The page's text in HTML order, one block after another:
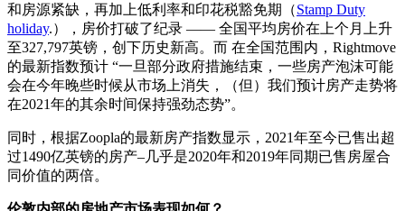
和房源紧缺，再加上低利率和印花税豁免期（Stamp Duty
holiday.），房价打破了纪录 —— 全国平均房价在上个月上升
至327,797英镑，创下历史新高。而 在全国范围内，Rightmove
的最新指数预计 “一旦部分政府措施结束，一些房产泡沫可能
会在今年晚些时候从市场上消失，（但）我们预计房产走势将
在2021年的其余时间保持强劲态势”。
同时，根据Zoopla的最新房产指数显示，2021年至今已售出超
过1490亿英镑的房产–几乎是2020年和2019年同期已售房屋合
同价值的两倍。